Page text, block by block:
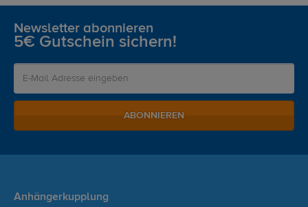
Newsletter abonnieren
5€ Gutschein sichern!
ABONNIEREN
Anhängerkupplung